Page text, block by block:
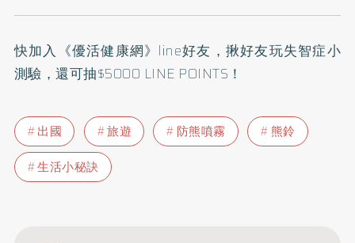
快加入 《優活健康網》line好友 ，揪好友玩失智症小
測驗，還可抽$5000 LINE POINTS！
出國 旅遊 防熊噴霧
熊鈴
生活小秘訣